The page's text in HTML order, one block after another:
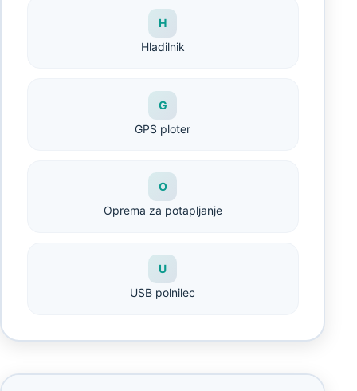
H
Hladilnik
G
GPS ploter
O
Oprema za potapljanje
U
USB polnilec